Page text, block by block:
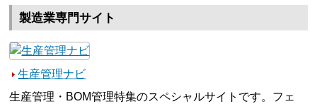
製造業専門サイト
生産管理ナビ
生産管理・BOM管理特集のスペシャルサイトです。フェ